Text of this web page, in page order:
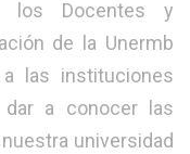
los Docentes y
de la Unermb
las instituciones
dar a conocer las
universidad